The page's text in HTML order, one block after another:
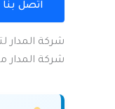
اتصل بنا
شركة المدار
شركة المدار